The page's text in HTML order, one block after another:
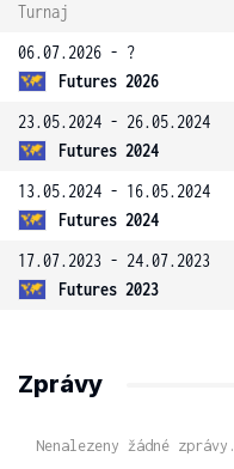
Turnaj
06.07.2026 - ?
Futures 2026
23.05.2024 - 26.05.2024
Futures 2024
13.05.2024 - 16.05.2024
Futures 2024
17.07.2023 - 24.07.2023
Futures 2023
Zprávy
Nenalezeny žádné zprávy.